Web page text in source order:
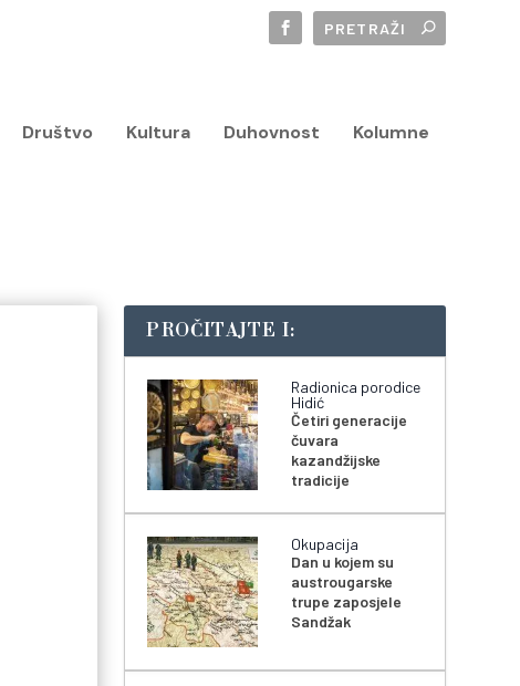
Društvo Kultura Duhovnost Kolumne
PROČITAJTE I:
Radionica porodice
Hidić
Četiri generacije
čuvara
kazandžijske
tradicije
Okupacija
Dan u kojem su
austrougarske
trupe zaposjele
Sandžak